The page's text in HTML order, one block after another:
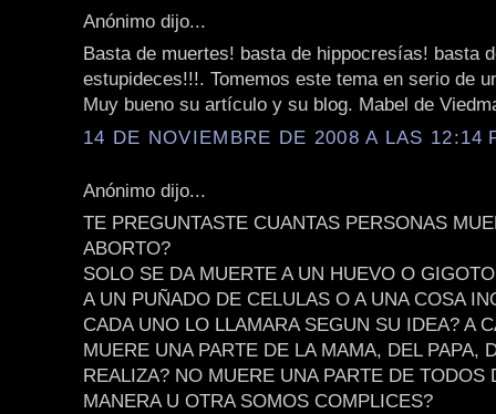
Anónimo dijo...
Basta de muertes! basta de hippocresías! basta
estupideces!!!. Tomemos este tema en serio de
Muy bueno su artículo y su blog. Mabel de
14 DE NOVIEMBRE DE 2008 A LAS 12:14
Anónimo dijo...
TE PREGUNTASTE CUANTAS PERSONAS
ABORTO?
SOLO SE DA MUERTE A UN HUEVO O
A UN PUÑADO DE CELULAS O A UNA COSA
CADA UNO LO LLAMARA SEGUN SU IDEA? A
MUERE UNA PARTE DE LA MAMA, DEL PAPA,
REALIZA? NO MUERE UNA PARTE DE TODOS
MANERA U OTRA SOMOS COMPLICES?